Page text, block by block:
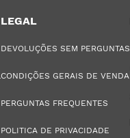
LEGAL
DEVOLUÇÕES SEM PERGUNTAS
CONDIÇÕES GERAIS DE VENDA
PERGUNTAS FREQUENTES
POLITICA DE PRIVACIDADE